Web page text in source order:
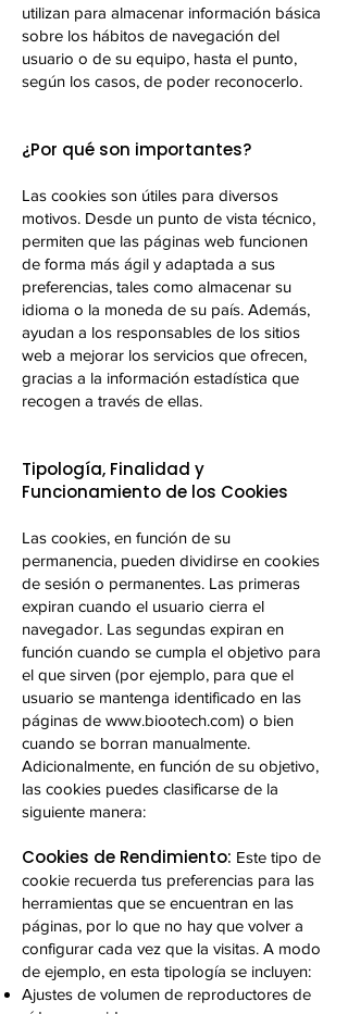
utilizan para almacenar información básica
sobre los hábitos de navegación del
usuario o de su equipo, hasta el punto,
según los casos, de poder reconocerlo.
¿Por qué son importantes?
Las cookies son útiles para diversos
motivos. Desde un punto de vista técnico,
permiten que las páginas web funcionen
de forma más ágil y adaptada a sus
preferencias, tales como almacenar su
idioma o la moneda de su país. Además,
ayudan a los responsables de los sitios
web a mejorar los servicios que ofrecen,
gracias a la información estadística que
recogen a través de ellas.
Tipología, Finalidad y
Funcionamiento de los Cookies
Las cookies, en función de su
permanencia, pueden dividirse en cookies
de sesión o permanentes. Las primeras
expiran cuando el usuario cierra el
navegador. Las segundas expiran en
función cuando se cumpla el objetivo para
el que sirven (por ejemplo, para que el
usuario se mantenga identificado en las
páginas de www.biootech.com) o bien
cuando se borran manualmente.
Adicionalmente, en función de su objetivo,
las cookies puedes clasificarse de la
siguiente manera:
Cookies de Rendimiento: Este tipo de
cookie recuerda tus preferencias para las
herramientas que se encuentran en las
páginas, por lo que no hay que volver a
configurar cada vez que la visitas. A modo
de ejemplo, en esta tipología se incluyen:
Ajustes de volumen de reproductores de